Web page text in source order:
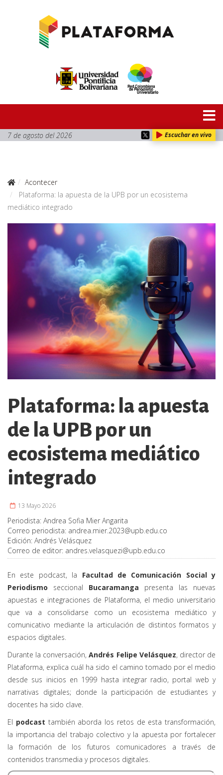
7 de agosto del 2026 Escuchar en vivo
Acontecer
Plataforma: la apuesta de la UPB por un ecosistema
mediático integrado
Plataforma: la apuesta
de la UPB por un
ecosistema mediático
integrado
13 Mayo 2026
Periodista: Andrea Sofia Mier Angarita
Correo periodista: andrea.mier.2023@upb.edu.co
Edición: Andrés Velásquez
Correo de editor: andres.velasquezi@upb.edu.co
En este podcast, la Facultad de Comunicación Social y
Periodismo seccional Bucaramanga presenta las nuevas
apuestas e integraciones de Plataforma, el medio universitario
que va a consolidarse como un ecosistema mediático y
comunicativo mediante la articulación de distintos formatos y
espacios digitales.
Durante la conversación,Andrés Felipe Velásquez, director de
Plataforma, explica cuál ha sido el camino tomado por el medio
desde sus inicios en 1999 hasta integrar radio, portal web y
narrativas digitales; donde la participación de estudiantes y
docentes ha sido clave.
El podcast también aborda los retos de esta transformación,
la importancia del trabajo colectivo y la apuesta por fortalecer
la formación de los futuros comunicadores a través de
contenidos transmedia y procesos digitales.